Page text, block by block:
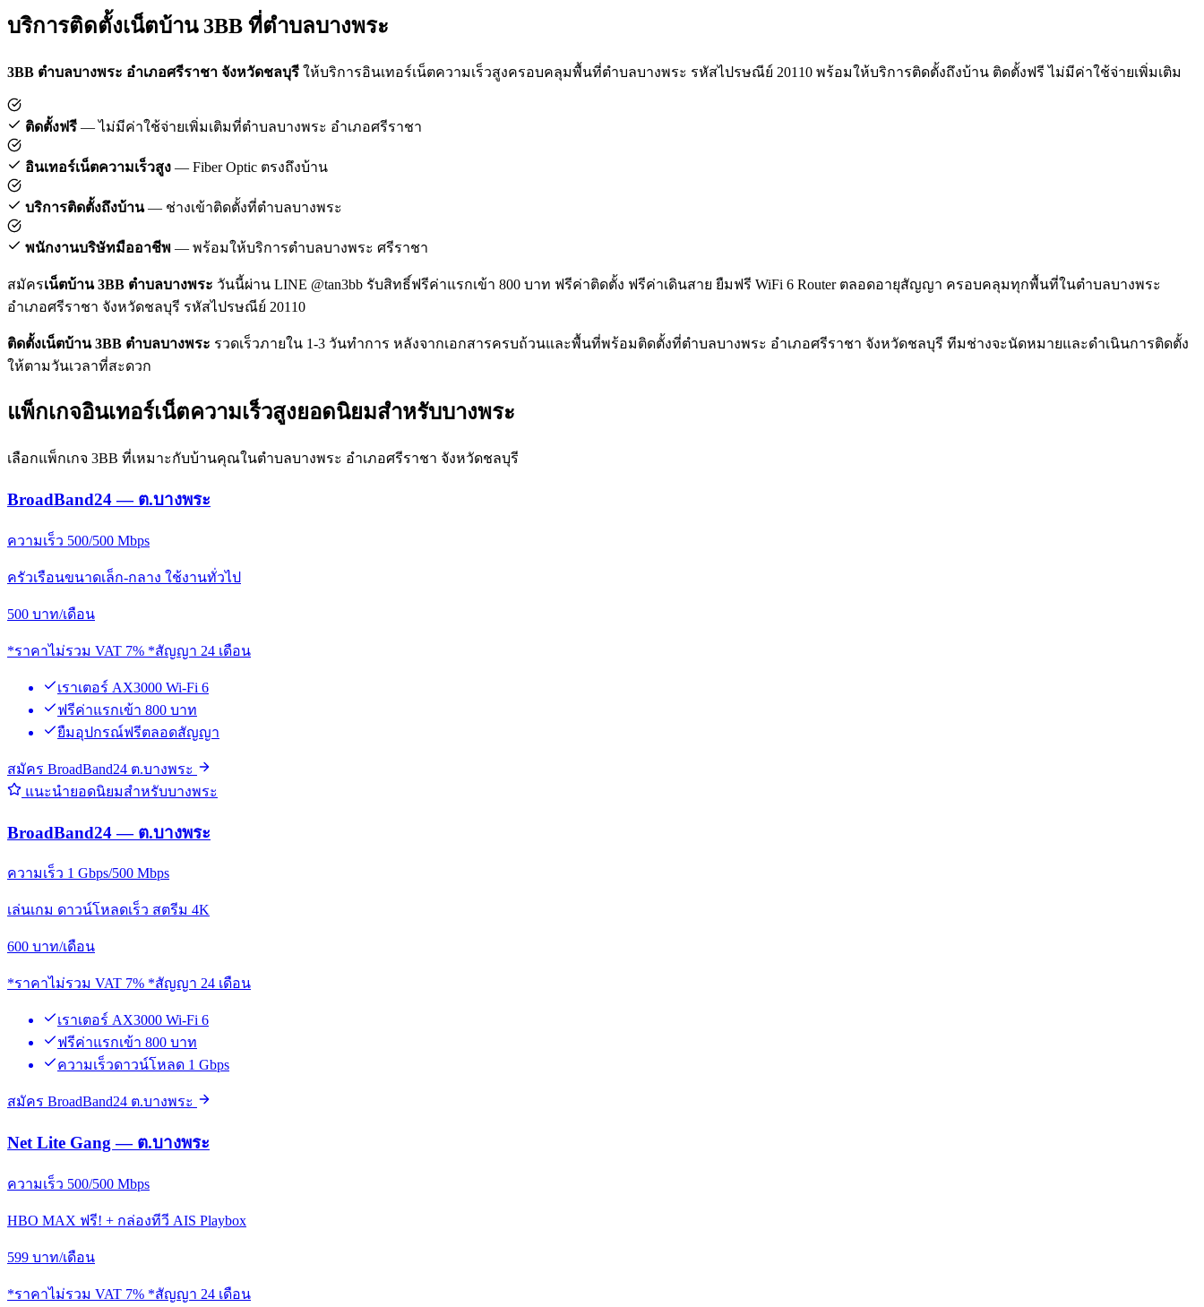
บริการติดตั้งเน็ตบ้าน 3BB ที่ตำบลบางพระ
3BB ตำบลบางพระ อำเภอศรีราชา จังหวัดชลบุรี ให้บริการอินเทอร์เน็ตความเร็วสูงครอบคลุมพื้นที่ตำบลบางพระ รหัสไปรษณีย์ 20110 พร้อมให้บริการติดตั้งถึงบ้าน ติดตั้งฟรี ไม่มีค่าใช้จ่ายเพิ่มเติม
ติดตั้งฟรี — ไม่มีค่าใช้จ่ายเพิ่มเติมที่ตำบลบางพระ อำเภอศรีราชา
อินเทอร์เน็ตความเร็วสูง — Fiber Optic ตรงถึงบ้าน
บริการติดตั้งถึงบ้าน— ช่างเข้าติดตั้งที่ตำบลบางพระ
พนักงานบริษัทมืออาชีพ — พร้อมให้บริการตำบลบางพระ ศรีราชา
สมัครเน็ตบ้าน 3BB ตำบลบางพระ วันนี้ผ่าน LINE @tan3bb รับสิทธิ์ฟรีค่าแรกเข้า 800 บาท ฟรีค่าติดตั้ง ฟรีค่าเดินสาย ยืมฟรี WiFi 6 Router ตลอดอายุสัญญา ครอบคลุมทุกพื้นที่ในตำบลบางพระ
อำเภอศรีราชา จังหวัดชลบุรี รหัสไปรษณีย์ 20110
ติดตั้งเน็ตบ้าน 3BB ตำบลบางพระ รวดเร็วภายใน 1-3 วันทำการ หลังจากเอกสารครบถ้วนและพื้นที่พร้อมติดตั้งที่ตำบลบางพระ อำเภอศรีราชา จังหวัดชลบุรี ทีมช่างจะนัดหมายและดำเนินการติดตั้ง
ให้ตามวันเวลาที่สะดวก
แพ็กเกจอินเทอร์เน็ตความเร็วสูงยอดนิยมสำหรับบางพระ
เลือกแพ็กเกจ 3BB ที่เหมาะกับบ้านคุณในตำบลบางพระ อำเภอศรีราชา จังหวัดชลบุรี
BroadBand24 — ต.บางพระ
ความเร็ว 500/500 Mbps
ครัวเรือนขนาดเล็ก-กลาง ใช้งานทั่วไป
500 บาท/เดือน
*ราคาไม่รวม VAT 7% *สัญญา 24 เดือน
เราเตอร์ AX3000 Wi-Fi 6
ฟรีค่าแรกเข้า 800 บาท
ยืมอุปกรณ์ฟรีตลอดสัญญา
สมัคร BroadBand24 ต.บางพระ
แนะนำยอดนิยมสำหรับบางพระ
BroadBand24 — ต.บางพระ
ความเร็ว 1 Gbps/500 Mbps
เล่นเกม ดาวน์โหลดเร็ว สตรีม 4K
600 บาท/เดือน
*ราคาไม่รวม VAT 7% *สัญญา 24 เดือน
เราเตอร์ AX3000 Wi-Fi 6
ฟรีค่าแรกเข้า 800 บาท
ความเร็วดาวน์โหลด 1 Gbps
สมัคร BroadBand24 ต.บางพระ
Net Lite Gang — ต.บางพระ
ความเร็ว 500/500 Mbps
HBO MAX ฟรี! + กล่องทีวี AIS Playbox
599 บาท/เดือน
*ราคาไม่รวม VAT 7% *สัญญา 24 เดือน